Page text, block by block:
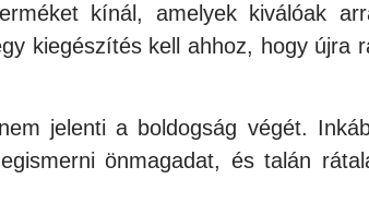
kínál, amelyek kiválóak
kiegészítés kell ahhoz, hogy újra
jelenti a boldogság végét.
önmagadat, és talán